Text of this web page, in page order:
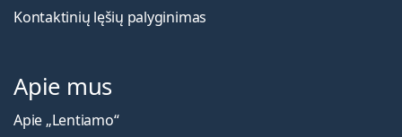
Kontaktinių lęšių palyginimas
Apie mus
Apie „Lentiamo“